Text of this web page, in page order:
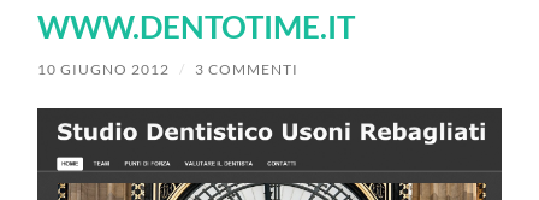
dispositivi
WWW.DENTOTIME.IT
10 GIUGNO 2012 / 3 COMMENTI